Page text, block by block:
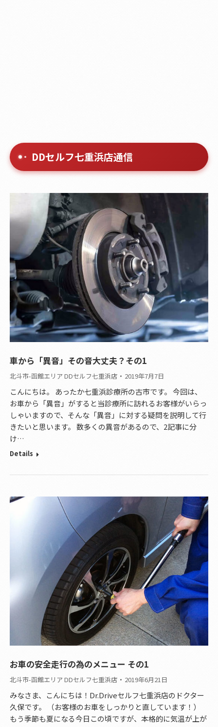
DDセルフ七重浜店通信
車から「異音」その音大丈夫？その1
北斗市-函館エリア DDセルフ七重浜店 2019年7月7日
こんにちは。 あったか七重浜診療所の古市です。 今回は、
お車から「異音」がすると当診療所に訪れるお客様がいらっ
しゃいますので、そんな「異音」に対する疑問を説明して行
きたいと思います。 数多くの異音があるので、2記事に分
け…
Details
お車の安全走行の為のメニュー その1
北斗市-函館エリア DDセルフ七重浜店 2019年6月21日
みなさま、こんにちは！Dr.Driveセルフ七重浜店のドクター
久保です。 （お客様のお車をしっかりと直しています！）
もう季節も夏になる今日この頃ですが、本格的に気温が上が